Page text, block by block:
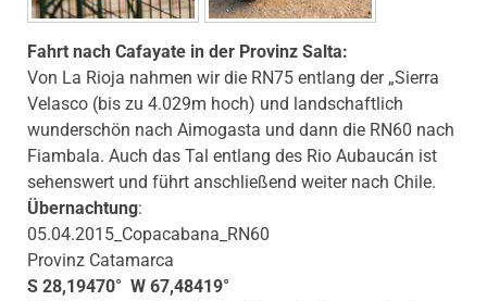
Fahrt nach Cafayate in der Provinz Salta:
Von La Rioja nahmen wir die RN75 entlang der „Sierra
Velasco (bis zu 4.029m hoch) und landschaftlich
wunderschön nach Aimogasta und dann die RN60 nach
Fiambala. Auch das Tal entlang des Rio Aubaucán ist
sehenswert und führt anschließend weiter nach Chile.
Übernachtung:
05.04.2015_Copacabana_RN60
Provinz Catamarca
S 28,19470° W 67,48419°